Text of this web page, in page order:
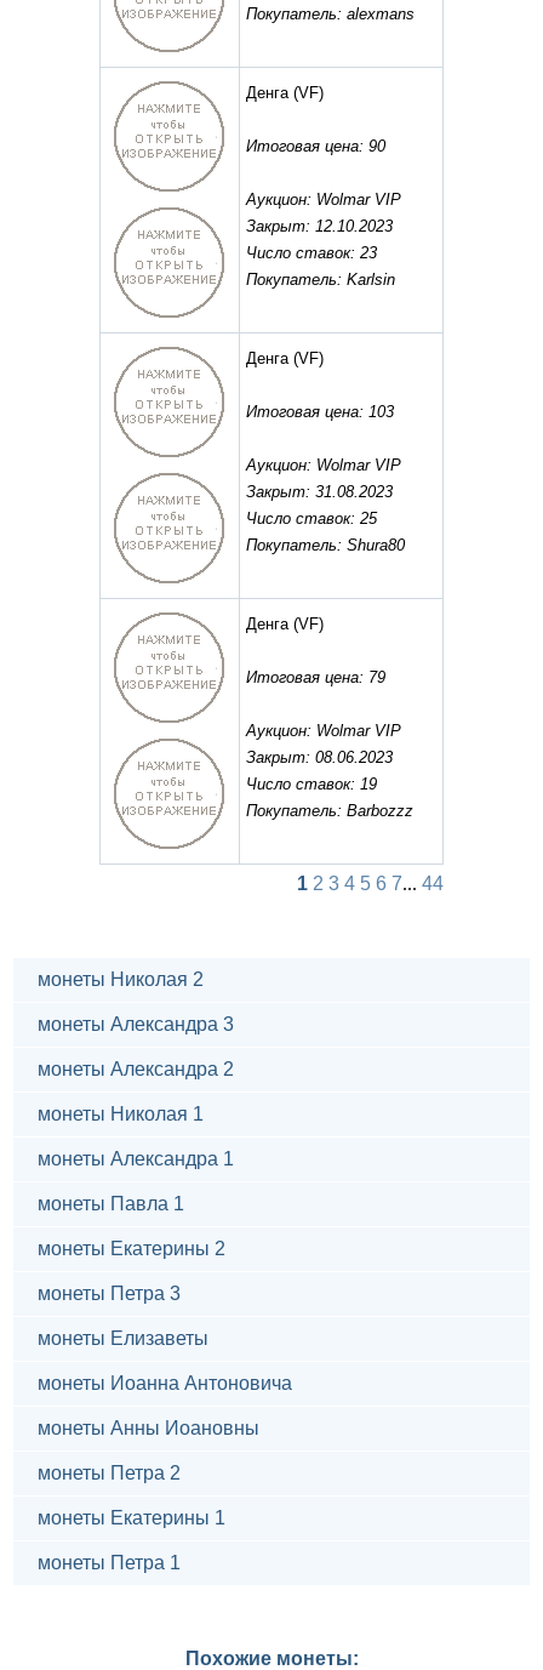
Покупатель: alexmans
Денга(VF)
Итоговая цена: 90
Аукцион: Wolmar VIP
Закрыт: 12.10.2023
Число ставок: 23
Покупатель: Karlsin
Денга(VF)
Итоговая цена: 103
Аукцион: Wolmar VIP
Закрыт: 31.08.2023
Число ставок: 25
Покупатель: Shura80
Денга(VF)
Итоговая цена: 79
Аукцион: Wolmar VIP
Закрыт: 08.06.2023
Число ставок: 19
Покупатель: Barbozzz
1 2 3 4 5 6 7... 44
монеты Николая 2
монеты Александра 3
монеты Александра 2
монеты Николая 1
монеты Александра 1
монеты Павла 1
монеты Екатерины 2
монеты Петра 3
монеты Елизаветы
монеты Иоанна Антоновича
монеты Анны Иоановны
монеты Петра 2
монеты Екатерины 1
монеты Петра 1
Похожие монеты: